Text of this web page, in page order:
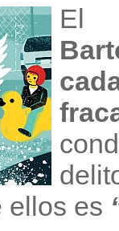
El
ellos es